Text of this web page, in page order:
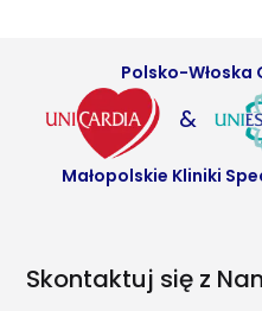
Polsko-Włoska
&
Małopolskie Kliniki
Skontaktuj się z